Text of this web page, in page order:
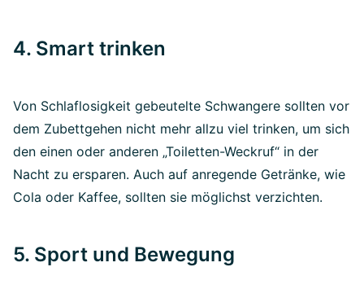
4. Smart trinken
Von Schlaflosigkeit gebeutelte Schwangere sollten vor
dem Zubettgehen nicht mehr allzu viel trinken, um sich
den einen oder anderen „Toiletten-Weckruf“ in der
Nacht zu ersparen. Auch auf anregende Getränke, wie
Cola oder Kaffee, sollten sie möglichst verzichten.
5. Sport und Bewegung